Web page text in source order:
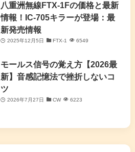
八重洲無線FTX-1Fの価格と最新
情報！IC-705キラーが登場：最
新発売情報
2025年12月5日 FTX-1 6549
モールス信号の覚え方【2026最
新】音感記憶法で挫折しないコ
ツ
2026年7月27日 CW 6223